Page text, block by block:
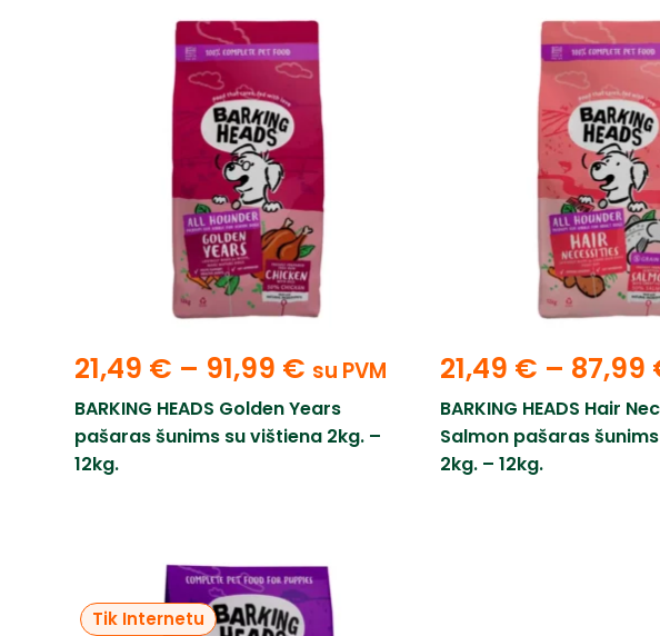
21,49 € – 91,99 € su PVM
BARKING HEADS Golden Years
pašaras šunims su vištiena 2kg. –
12kg.
21,49 € – 87,99
BARKING HEADS Hair
Salmon pašaras
2kg. – 12kg.
Tik Internetu